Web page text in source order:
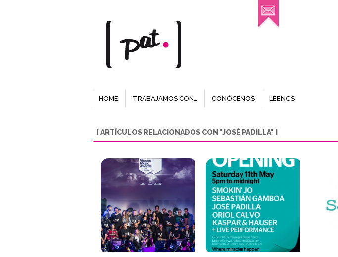
HOME TRABAJAMOS CON… CONÓCENOS LÉENOS
[ ARTÍCULOS RELACIONADOS CON "JOSÉ PADILLA" ]